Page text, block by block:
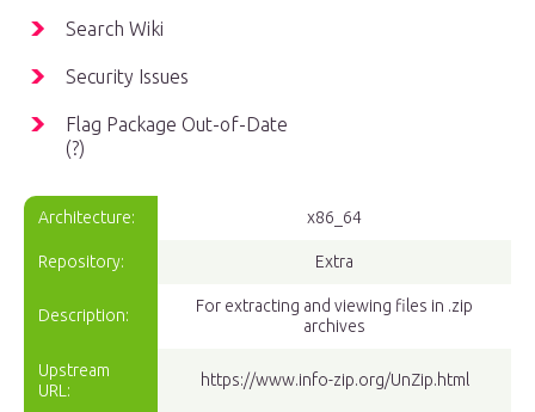
Search Wiki
Security Issues
Flag Package Out-of-Date
(?)
Architecture: x86_64
Repository: Extra
Description:
For extracting and viewing files in .zip
archives
Upstream
URL:
https://www.info-zip.org/UnZip.html